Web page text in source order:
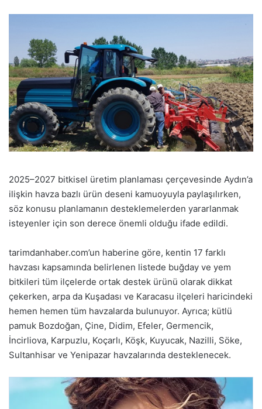
2025–2027 bitkisel üretim planlaması çerçevesinde Aydın’a
ilişkin havza bazlı ürün deseni kamuoyuyla paylaşılırken,
söz konusu planlamanın desteklemelerden yararlanmak
isteyenler için son derece önemli olduğu ifade edildi.
tarimdanhaber.com’un haberine göre, kentin 17 farklı
havzası kapsamında belirlenen listede buğday ve yem
bitkileri tüm ilçelerde ortak destek ürünü olarak dikkat
çekerken, arpa da Kuşadası ve Karacasu ilçeleri haricindeki
hemen hemen tüm havzalarda bulunuyor. Ayrıca; kütlü
pamuk Bozdoğan, Çine, Didim, Efeler, Germencik,
İncirliova, Karpuzlu, Koçarlı, Köşk, Kuyucak, Nazilli, Söke,
Sultanhisar ve Yenipazar havzalarında desteklenecek.